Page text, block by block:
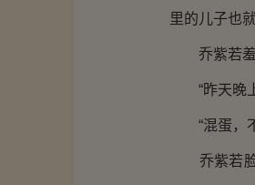
里的儿子也
乔紫若羞
“昨天晚上
“混蛋，
乔紫若脸